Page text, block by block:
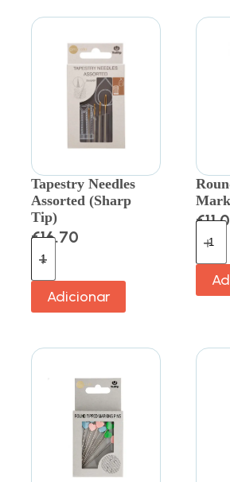
Tapestry Needles
Assorted (Sharp
Tip)
€16.70
Adicionar
€